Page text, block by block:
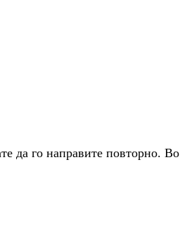
да го направите повторно. Во